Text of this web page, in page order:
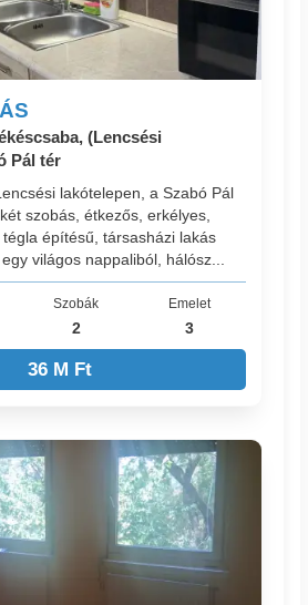
(Lencsési
Pál tér
lakótelepen, a Szabó Pál
szobás, étkezős, erkélyes,
építésű, társasházi lakás
világos nappaliból, hálósz...
Szobák
2
Emelet
3
36 M Ft